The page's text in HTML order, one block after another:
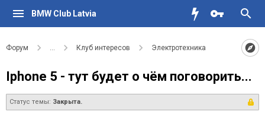
BMW Club Latvia
Форум ... Клуб интересов Электротехника
Iphone 5 - тут будет о чём поговорить...
Статус темы: Закрыта.